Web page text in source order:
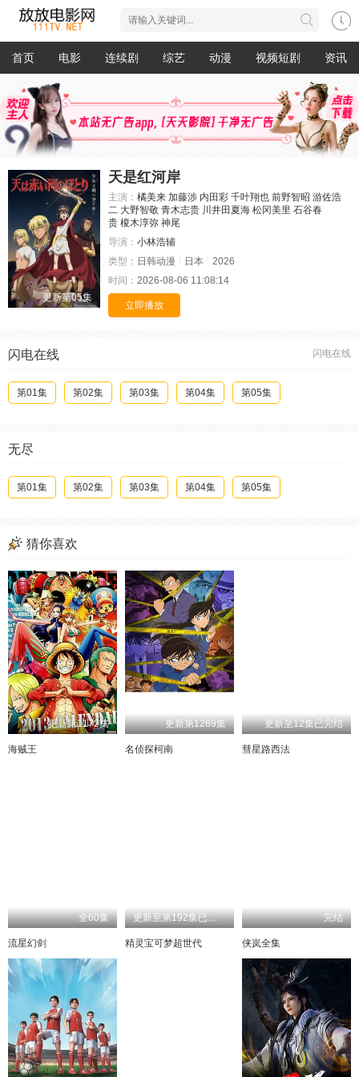
首页 电影 连续剧 综艺 动漫 视频短剧 资讯
更新第05集
天是红河岸
主演： 橘美来 加藤涉 内田彩 千叶翔也 前野智昭 游佐浩
二 大野智敬 青木志贵 川井田夏海 松冈美里 石谷春
贵 榎木淳弥 神尾
导演： 小林浩辅
类型： 日韩动漫 日本
2026
时间： 2026-08-06 11:08:14
立即播放
闪电在线
闪电在线
第01集 第02集 第03集 第04集 第05集
无尽
第01集 第02集 第03集 第04集 第05集
猜你喜欢
更新第1172集
海贼王
更新第1269集
名侦探柯南
更新至12集已完结
彗星路西法
全60集
流星幻剑
更新至第192集已完结
精灵宝可梦超世代
完结
侠岚全集